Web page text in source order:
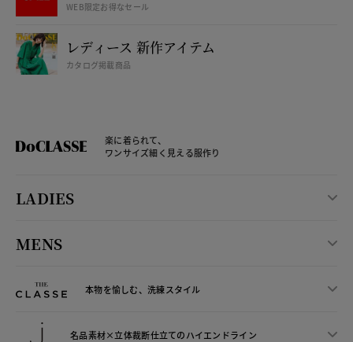
WEB限定お得なセール
レディース 新作アイテム
カタログ掲載商品
楽に着られて、
ワンサイズ細く見える服作り
LADIES
MENS
本物を愉しむ、洗練スタイル
名品素材×立体裁断仕立てのハイエンドライン